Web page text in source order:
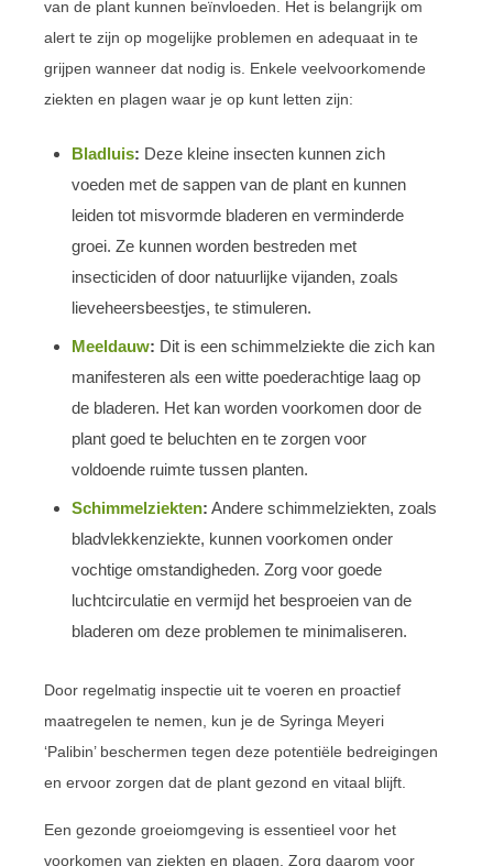
van de plant kunnen beïnvloeden. Het is belangrijk om
alert te zijn op mogelijke problemen en adequaat in te
grijpen wanneer dat nodig is. Enkele veelvoorkomende
ziekten en plagen waar je op kunt letten zijn:
Bladluis: Deze kleine insecten kunnen zich
voeden met de sappen van de plant en kunnen
leiden tot misvormde bladeren en verminderde
groei. Ze kunnen worden bestreden met
insecticiden of door natuurlijke vijanden, zoals
lieveheersbeestjes, te stimuleren.
Meeldauw: Dit is een schimmelziekte die zich kan
manifesteren als een witte poederachtige laag op
de bladeren. Het kan worden voorkomen door de
plant goed te beluchten en te zorgen voor
voldoende ruimte tussen planten.
Schimmelziekten: Andere schimmelziekten, zoals
bladvlekkenziekte, kunnen voorkomen onder
vochtige omstandigheden. Zorg voor goede
luchtcirculatie en vermijd het besproeien van de
bladeren om deze problemen te minimaliseren.
Door regelmatig inspectie uit te voeren en proactief
maatregelen te nemen, kun je de Syringa Meyeri
‘Palibin’ beschermen tegen deze potentiële bedreigingen
en ervoor zorgen dat de plant gezond en vitaal blijft.
Een gezonde groeiomgeving is essentieel voor het
voorkomen van ziekten en plagen. Zorg daarom voor